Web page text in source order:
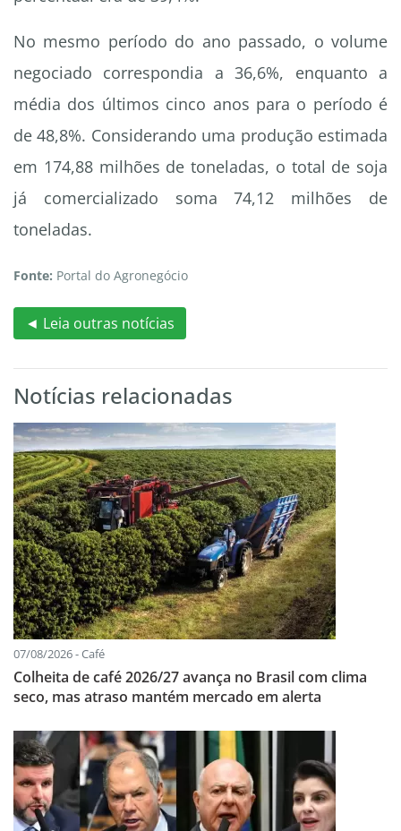
No mesmo período do ano passado, o volume
negociado correspondia a 36,6%, enquanto a
média dos últimos cinco anos para o período é
de 48,8%. Considerando uma produção estimada
em 174,88 milhões de toneladas, o total de soja
já comercializado soma 74,12 milhões de
toneladas.
Fonte: Portal do Agronegócio
◄ Leia outras notícias
Notícias relacionadas
07/08/2026 - Café
Colheita de café 2026/27 avança no Brasil com clima
seco, mas atraso mantém mercado em alerta